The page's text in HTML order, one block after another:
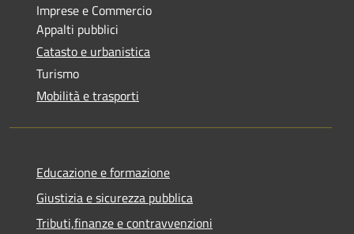
Imprese e Commercio
Appalti pubblici
Catasto e urbanistica
Turismo
Mobilità e trasporti
Educazione e formazione
Giustizia e sicurezza pubblica
Tributi,finanze e contravvenzioni